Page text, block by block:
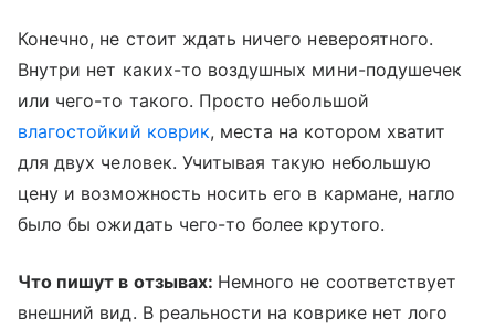
Конечно, не стоит ждать ничего невероятного.
Внутри нет каких-то воздушных мини-подушечек
или чего-то такого. Просто небольшой
влагостойкий коврик, места на котором хватит
для двух человек. Учитывая такую небольшую
цену и возможность носить его в кармане, нагло
было бы ожидать чего-то более крутого.
Что пишут в отзывах: Немного не соответствует
внешний вид. В реальности на коврике нет лого